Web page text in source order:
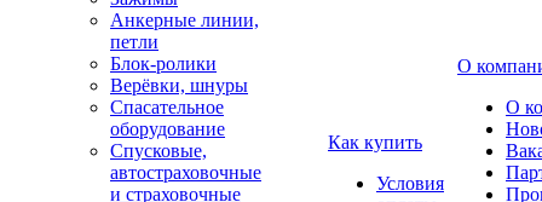
Анкерные линии,
петли
Блок-ролики
Верёвки, шнуры
Спасательное
оборудование
Спусковые,
автостраховочные
и страховочные
Как купить
Условия
О
О